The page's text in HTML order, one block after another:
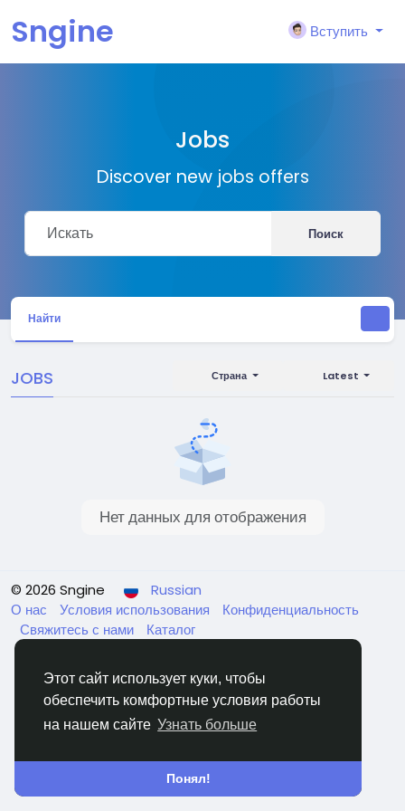
Этот сайт использует куки, чтобы
обеспечить комфортные условия работы
на нашем сайте Узнать больше
Понял!
Sngine Вступить
Jobs
Discover new jobs offers
Поиск
Найти
JOBS Latest
Страна
Нет данных для отображения
© 2026 Sngine
Russian
О нас
Условия использования
Конфиденциальность
Свяжитесь с нами
Каталог